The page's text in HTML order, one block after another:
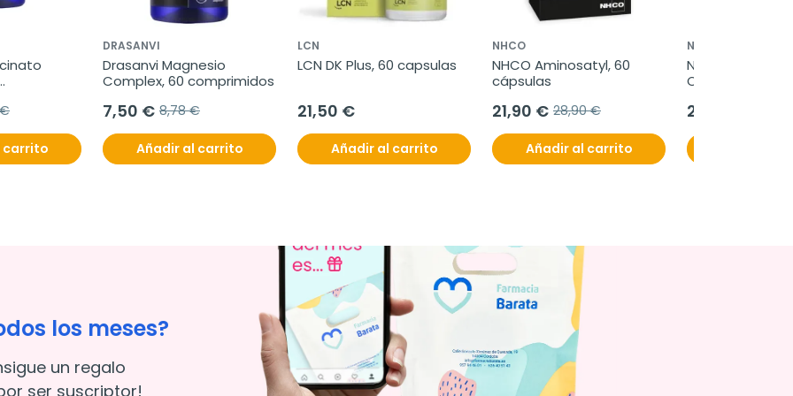
carrito
DRASANVI
Drasanvi Magnesio
Complex, 60 comprimidos
7,50 € 8,78 €
Añadir al carrito
LCN
LCN DK Plus, 60 capsulas
21,50 €
Añadir al carrito
NHCO
NHCO Aminosatyl, 60
cápsulas
21,90 € 28,90 €
Añadir al carrito
NHCO
NHCO
Celluoff, 2x56
29,95 €
los meses?
un regalo
ser suscriptor!